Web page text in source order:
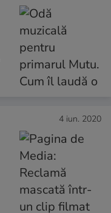
4 iun. 2020